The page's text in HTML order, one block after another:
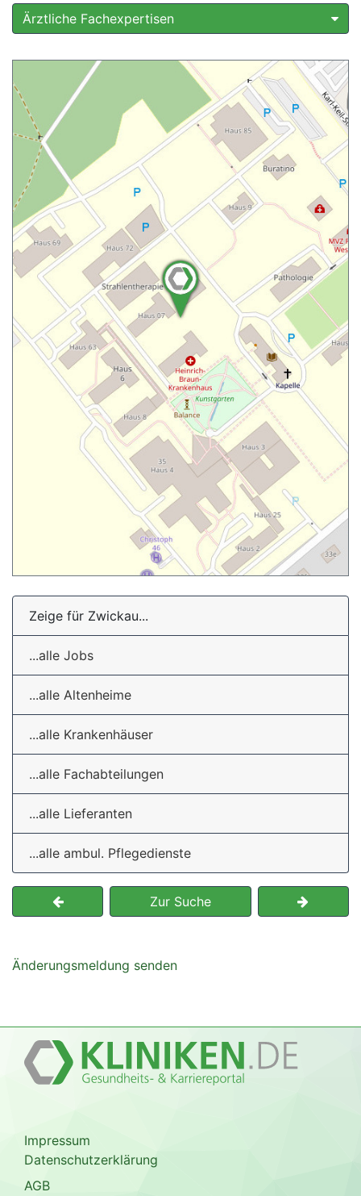
Ärztliche Fachexpertisen
Zeige für Zwickau...
...alle Jobs
...alle Altenheime
...alle Krankenhäuser
...alle Fachabteilungen
...alle Lieferanten
...alle ambul. Pflegedienste
Zur Suche
Änderungsmeldung senden
Impressum
Datenschutzerklärung
AGB